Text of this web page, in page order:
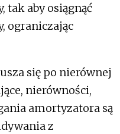
tak aby osiągnąć
ograniczając
się po nierównej
nierówności,
amortyzatora są
z